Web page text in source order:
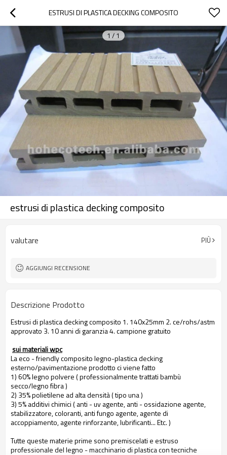
ESTRUSI DI PLASTICA DECKING COMPOSITO
1 / 1
estrusi di plastica decking composito
valutare PIÙ
AGGIUNGI RECENSIONE
Descrizione Prodotto
Estrusi di plastica decking composito 1. 140x25mm 2. ce/rohs/astm
approvato 3. 10 anni di garanzia 4. campione gratuito
sui materiali wpc
La eco - friendly composito legno-plastica decking
esterno/pavimentazione prodotto ci viene fatto
1) 60% legno polvere ( professionalmente trattati bambù
secco/legno fibra )
2) 35% polietilene ad alta densità ( tipo una )
3) 5% additivi chimici ( anti - uv agente, anti - ossidazione agente,
stabilizzatore, coloranti, anti fungo agente, agente di
accoppiamento, agente rinforzante, lubrificanti... Etc. )
Tutte queste materie prime sono premiscelati e estruso
professionale del legno - macchinario di plastica con tecniche